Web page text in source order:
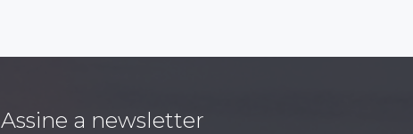
Assine a newsletter